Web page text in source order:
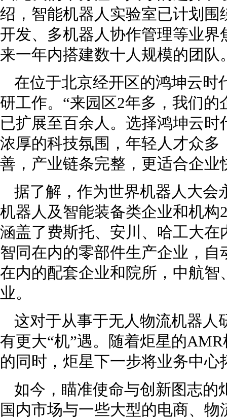
绍，智能机器人实验室已计划
开发、多机器人协作管理等业
来一年内搭建数十人规模的团队
在位于北京经开区的鸿坤云时
研工作。“来园区2年多，我们
已扩展至百余人。选择鸿坤云
浓厚的科技氛围，年轻人才众
善，产业链条完整，更适合企业
据了解，作为世界机器人大会
机器人及智能装备类企业和机
涵盖了费斯托、安川、哈工大
智同在内的零部件生产企业，
在内的配套企业和院所，中航
业。
这对于从事于无人物流机器人
有更大“机”遇。随着炬星的
的同时，炬星下一步将业务中心
如今，瞄准使命与创新图志的
国内市场与一些大型的电商、